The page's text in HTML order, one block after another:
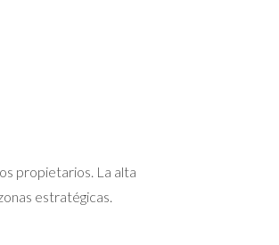
propietarios. La alta
estratégicas.